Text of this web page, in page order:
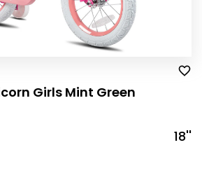
Girls Mint Green
18''